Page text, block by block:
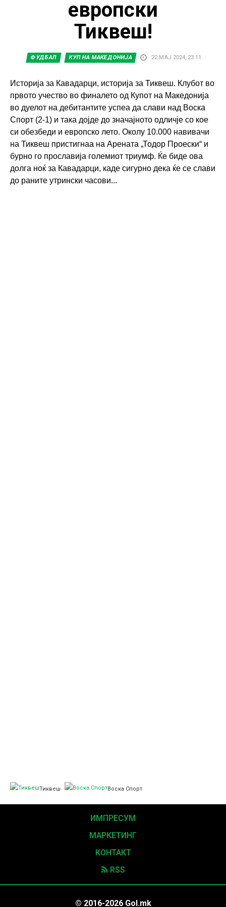
европски
Тиквеш!
ФУДБАЛ КУП НА МАКЕДОНИЈА 22 МАЈ 2024, 23:11
Историја за Кавадарци, историја за Тиквеш. Клубот во
првото учество во финалето од Купот на Македонија
во дуелот на дебитантите успеа да слави над Воска
Спорт (2-1) и така дојде до значајното одличје со кое
си обезбеди и европско лето. Околу 10.000 навивачи
на Тиквеш пристигнаа на Арената „Тодор Проески“ и
бурно го прославија големиот триумф. Ќе биде ова
долга ноќ за Кавадарци, каде сигурно дека ќе се слави
до раните утрински часови...
Тиквеш Воска Спорт
ИМПРЕСУМ
МАРКЕТИНГ
КОНТАКТ
RSS
© 2016-2026 Gol.mk